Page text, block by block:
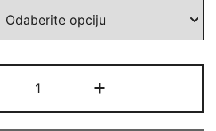
19073-
280
+